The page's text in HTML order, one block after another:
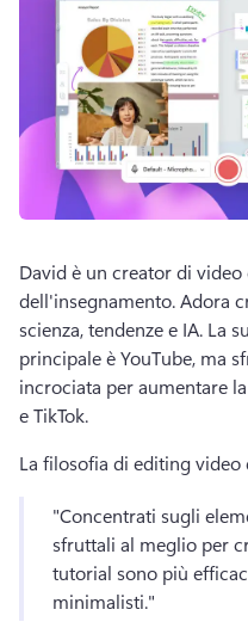
David è un creator di video
dell'insegnamento. Adora
scienza, tendenze e IA. La
principale è YouTube, ma
incrociata per aumentare
e TikTok.
La filosofia di editing video
"Concentrati sugli
sfruttali al meglio per
tutorial sono più
minimalisti."